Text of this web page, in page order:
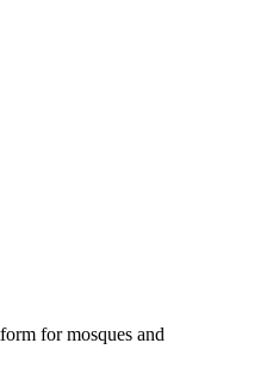
for mosques and